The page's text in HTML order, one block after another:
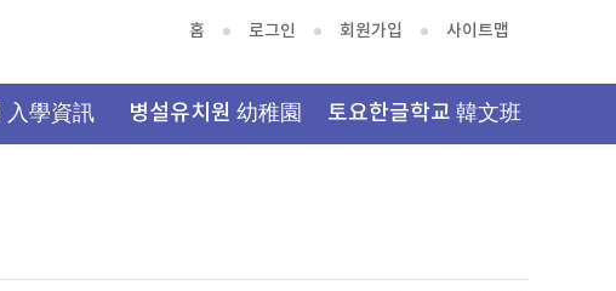
홈 로그인 회원가입 사이트맵
入學資訊 병설유치원 幼稚園 토요한글학교 韓文班